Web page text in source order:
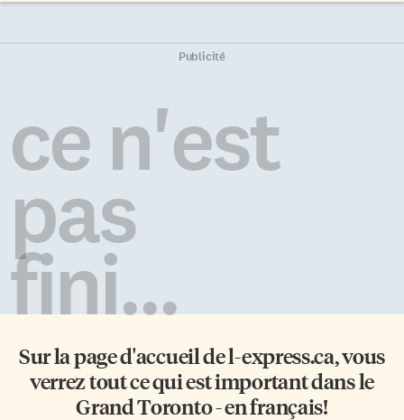
Publicité
ce n'est
pas
fini...
Sur la page d'accueil del-express.ca, vous
verrez tout ce qui est important dans le
Grand Toronto - en français!